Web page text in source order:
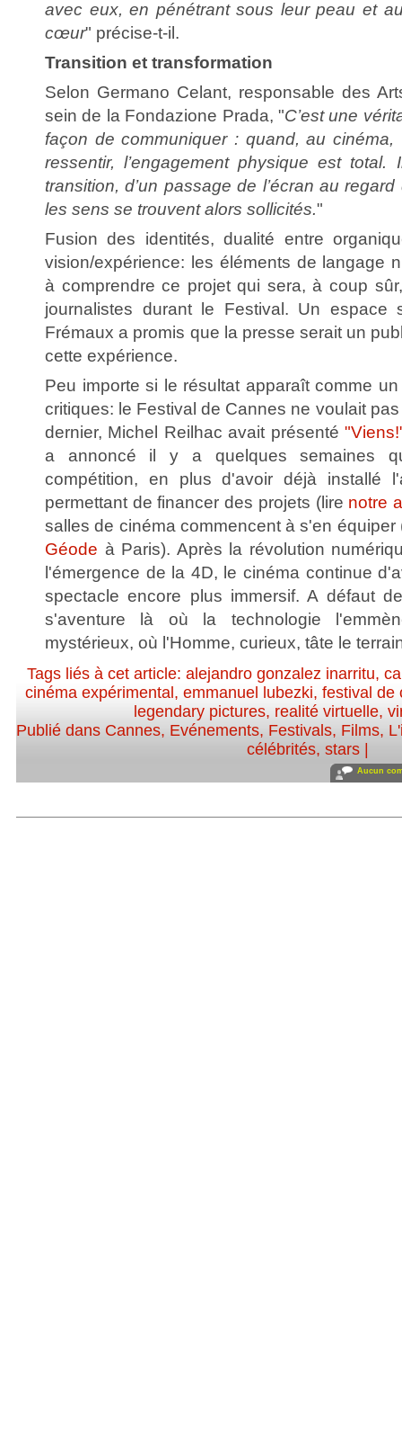
avec eux, en pénétrant sous leur peau et
cœur" précise-t-il.
Transition et transformation
Selon Germano Celant, responsable des
sein de la Fondazione Prada, "C’est une
façon de communiquer : quand, au
ressentir, l’engagement physique est total.
transition, d’un passage de l’écran au
les sens se trouvent alors sollicités."
Fusion des identités, dualité entre
vision/expérience: les éléments de langage
à comprendre ce projet qui sera, à coup
journalistes durant le Festival. Un espace
Frémaux a promis que la presse serait un
cette expérience.
Peu importe si le résultat apparaît comme
critiques: le Festival de Cannes ne voulait
dernier, Michel Reilhac avait présenté
a annoncé il y a quelques semaines
compétition, en plus d'avoir déjà installé
permettant de financer des projets (lire notre
salles de cinéma commencent à s'en
Géode à Paris). Après la révolution
l'émergence de la 4D, le cinéma continue
spectacle encore plus immersif. A défaut
s'aventure là où la technologie
mystérieux, où l'Homme, curieux, tâte le
Tags liés à cet article: alejandro gonzalez inarritu,
cinéma expérimental ,emmanuel lubezki,festival de
legendary pictures, realité virtuelle,
Publié dans Cannes, Evénements, Festivals, Films,
célébrités, stars
Aucun